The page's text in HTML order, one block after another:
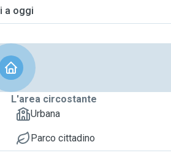
a oggi
L'area circostante
Urbana
Parco cittadino